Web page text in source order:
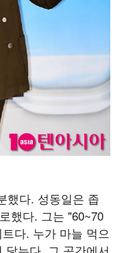
했다. 성동일은 좁
했다. 그는 "60~70
다. 누가 마늘 먹으